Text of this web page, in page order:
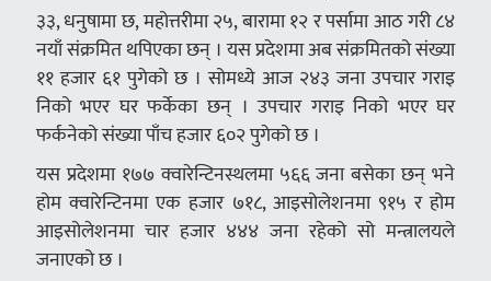
३३, धनुषामा छ, महोत्तरीमा २५, बारामा १२ र पर्सामा आठ गरी ८४
नयाँ संक्रमित थपिएका छन् । यस प्रदेशमा अब संक्रमितको संख्या
११ हजार ६१ पुगेको छ । सोमध्ये आज २४३ जना उपचार गराइ
निको भएर घर फर्केका छन् । उपचार गराइ निको भएर घर
फर्कनेको संख्या पाँच हजार ६०२ पुगेको छ ।
यस प्रदेशमा १७७ क्वारेन्टिनस्थलमा ५६६ जना बसेका छन् भने
होम क्वारेन्टिनमा एक हजार ७१८, आइसोलेशनमा ९१५ र होम
आइसोलेशनमा चार हजार ४४४ जना रहेको सो मन्त्रालयले
जनाएको छ ।